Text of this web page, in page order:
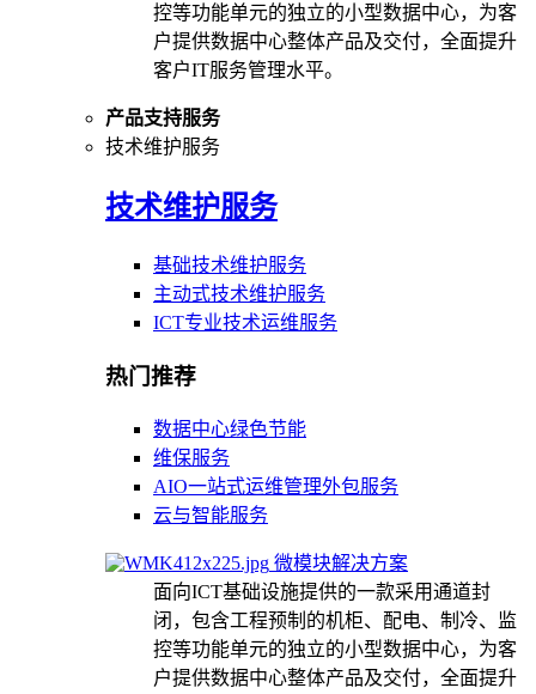
控等功能单元的独立的小型数据中心，为客
户提供数据中心整体产品及交付，全面提升
客户IT服务管理水平。
产品支持服务
技术维护服务
技术维护服务
基础技术维护服务
主动式技术维护服务
ICT专业技术运维服务
热门推荐
数据中心绿色节能
维保服务
AIO一站式运维管理外包服务
云与智能服务
微模块解决方案
面向ICT基础设施提供的一款采用通道封
闭，包含工程预制的机柜、配电、制冷、监
控等功能单元的独立的小型数据中心，为客
户提供数据中心整体产品及交付，全面提升